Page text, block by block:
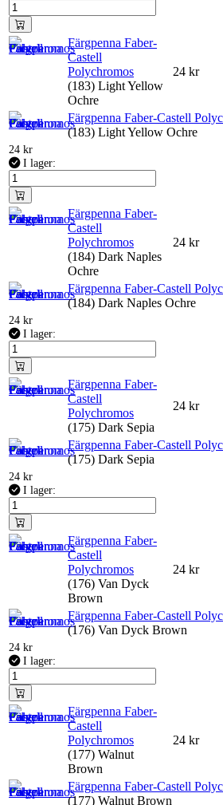
Färgpenna Faber-
Castell
Polychromos
(183) Light Yellow
Ochre
24 kr
Färgpenna Faber-Castell
(183) Light Yellow Ochre
24 kr
I lager:
Färgpenna Faber-
Castell
Polychromos
(184) Dark Naples
Ochre
24 kr
Färgpenna Faber-Castell
(184) Dark Naples Ochre
24 kr
I lager:
Färgpenna Faber-
Castell
Polychromos
(175) Dark Sepia
24 kr
Färgpenna Faber-Castell
(175) Dark Sepia
24 kr
I lager:
Färgpenna Faber-
Castell
Polychromos
(176) Van Dyck
Brown
24 kr
Färgpenna Faber-Castell
(176) Van Dyck Brown
24 kr
I lager:
Färgpenna Faber-
Castell
Polychromos
(177) Walnut
Brown
24 kr
Färgpenna Faber-Castell
(177) Walnut Brown